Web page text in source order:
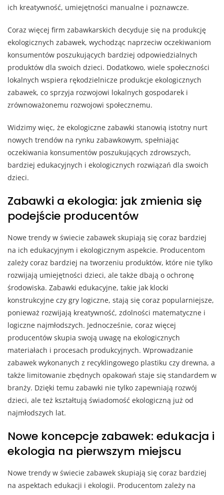
ich kreatywność, umiejętności manualne i poznawcze.
Coraz więcej firm zabawkarskich decyduje się na produkcję
ekologicznych zabawek, wychodząc naprzeciw oczekiwaniom
konsumentów poszukujących bardziej odpowiedzialnych
produktów dla swoich dzieci. Dodatkowo, wiele społeczności
lokalnych wspiera rękodzielnicze produkcje ekologicznych
zabawek, co sprzyja rozwojowi lokalnych gospodarek i
zrównoważonemu rozwojowi społecznemu.
Widzimy więc, że ekologiczne zabawki stanowią istotny nurt
nowych trendów na rynku zabawkowym, spełniając
oczekiwania konsumentów poszukujących zdrowszych,
bardziej edukacyjnych i ekologicznych rozwiązań dla swoich
dzieci.
Zabawki a ekologia: jak zmienia się
podejście producentów
Nowe trendy w świecie zabawek skupiają się coraz bardziej
na ich edukacyjnym i ekologicznym aspekcie. Producentom
zależy coraz bardziej na tworzeniu produktów, które nie tylko
rozwijają umiejętności dzieci, ale także dbają o ochronę
środowiska. Zabawki edukacyjne, takie jak klocki
konstrukcyjne czy gry logiczne, stają się coraz popularniejsze,
ponieważ rozwijają kreatywność, zdolności matematyczne i
logiczne najmłodszych. Jednocześnie, coraz więcej
producentów skupia swoją uwagę na ekologicznych
materiałach i procesach produkcyjnych. Wprowadzanie
zabawek wykonanych z recyklingowego plastiku czy drewna, a
także limitowanie zbędnych opakowań staje się standardem w
branży. Dzięki temu zabawki nie tylko zapewniają rozwój
dzieci, ale też kształtują świadomość ekologiczną już od
najmłodszych lat.
Nowe koncepcje zabawek: edukacja i
ekologia na pierwszym miejscu
Nowe trendy w świecie zabawek skupiają się coraz bardziej
na aspektach edukacji i ekologii. Producentom zależy na